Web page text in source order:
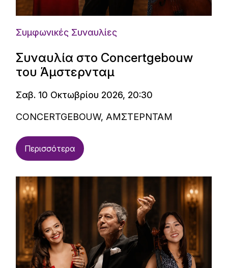
Συμφωνικές Συναυλίες
Συναυλία στο Concertgebouw
του Άμστερνταμ
Σαβ. 10 Οκτωβρίου 2026, 20:30
CONCERTGEBOUW, ΑΜΣΤΕΡΝΤΑΜ
Περισσότερα